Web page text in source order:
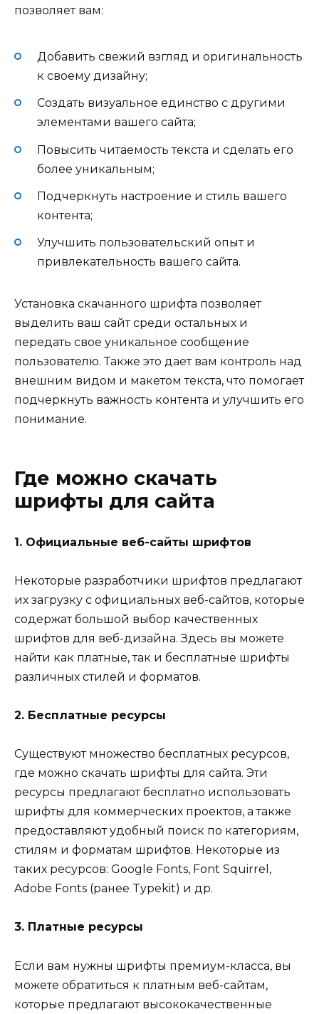
позволяет вам:
Добавить свежий взгляд и оригинальность
к своему дизайну;
Создать визуальное единство с другими
элементами вашего сайта;
Повысить читаемость текста и сделать его
более уникальным;
Подчеркнуть настроение и стиль вашего
контента;
Улучшить пользовательский опыт и
привлекательность вашего сайта.
Установка скачанного шрифта позволяет
выделить ваш сайт среди остальных и
передать свое уникальное сообщение
пользователю. Также это дает вам контроль над
внешним видом и макетом текста, что помогает
подчеркнуть важность контента и улучшить его
понимание.
Где можно скачать
шрифты для сайта
1. Официальные веб-сайты шрифтов
Некоторые разработчики шрифтов предлагают
их загрузку с официальных веб-сайтов, которые
содержат большой выбор качественных
шрифтов для веб-дизайна. Здесь вы можете
найти как платные, так и бесплатные шрифты
различных стилей и форматов.
2. Бесплатные ресурсы
Существуют множество бесплатных ресурсов,
где можно скачать шрифты для сайта. Эти
ресурсы предлагают бесплатно использовать
шрифты для коммерческих проектов, а также
предоставляют удобный поиск по категориям,
стилям и форматам шрифтов. Некоторые из
таких ресурсов: Google Fonts, Font Squirrel,
Adobe Fonts (ранее Typekit) и др.
3. Платные ресурсы
Если вам нужны шрифты премиум-класса, вы
можете обратиться к платным веб-сайтам,
которые предлагают высококачественные